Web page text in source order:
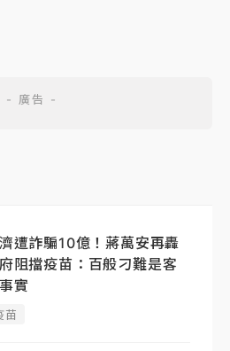
遭詐騙10億！蔣萬安再轟
阻擋疫苗：百般刁難是客
實
苗